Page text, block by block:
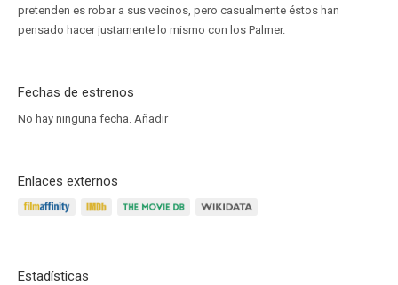
pretenden es robar a sus vecinos, pero casualmente éstos han
pensado hacer justamente lo mismo con los Palmer.
Fechas de estrenos
No hay ninguna fecha. Añadir
Enlaces externos
Estadísticas